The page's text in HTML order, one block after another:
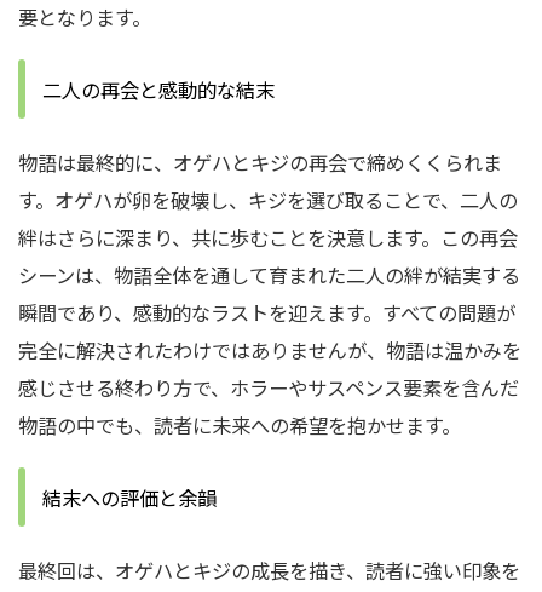
要となります。
二人の再会と感動的な結末
物語は最終的に、オゲハとキジの再会で締めくくられま
す。オゲハが卵を破壊し、キジを選び取ることで、二人の
絆はさらに深まり、共に歩むことを決意します。この再会
シーンは、物語全体を通して育まれた二人の絆が結実する
瞬間であり、感動的なラストを迎えます。すべての問題が
完全に解決されたわけではありませんが、物語は温かみを
感じさせる終わり方で、ホラーやサスペンス要素を含んだ
物語の中でも、読者に未来への希望を抱かせます。
結末への評価と余韻
最終回は、オゲハとキジの成長を描き、読者に強い印象を